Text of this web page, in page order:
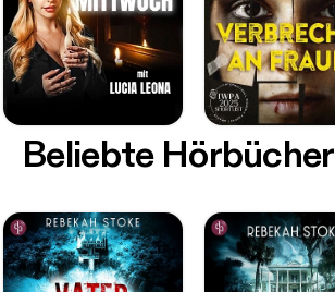
Beliebte Hörbücher